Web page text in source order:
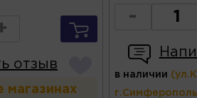
отзыв
магазинах
-
в наличии